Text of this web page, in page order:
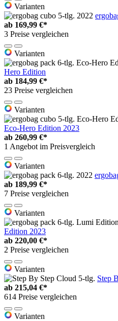
Varianten
ab 169,99 €*
3 Preise vergleichen
Varianten
Hero Edition
ab 184,99 €*
23 Preise vergleichen
Varianten
Eco-Hero Edition 2023
ab 260,99 €*
1 Angebot im Preisvergleich
Varianten
ab 189,99 €*
7 Preise vergleichen
Varianten
Edition 2023
ab 220,00 €*
2 Preise vergleichen
Varianten
Step
ab 215,04 €*
614 Preise vergleichen
Varianten